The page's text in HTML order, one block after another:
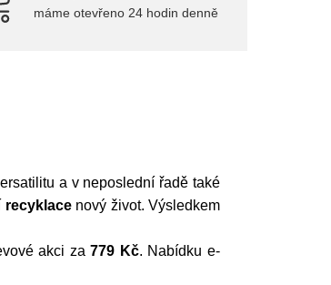
máme otevřeno 24 hodin denně
a v neposlední řadě také
recyklacenový život. Výsledkem
akci za779 Kč. Nabídku e-